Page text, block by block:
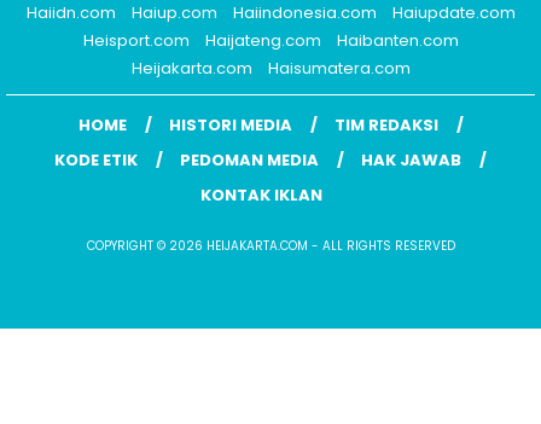
Haiidn.com
Haiup.com Haiindonesia.com
Haiupdate.com
Heisport.com
Haijateng.com
Haibanten.com
Heijakarta.com
Haisumatera.com
HOME HISTORI MEDIA
TIM REDAKSI
KODE ETIK
PEDOMAN MEDIA
HAK JAWAB
KONTAK IKLAN
COPYRIGHT © 2026 HEIJAKARTA.COM - ALL RIGHTS RESERVED